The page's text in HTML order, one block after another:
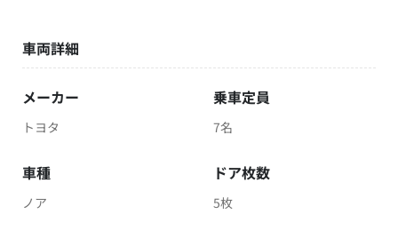
車両詳細
メーカー
トヨタ
乗車定員
7名
車種
ノア
ドア枚数
5枚